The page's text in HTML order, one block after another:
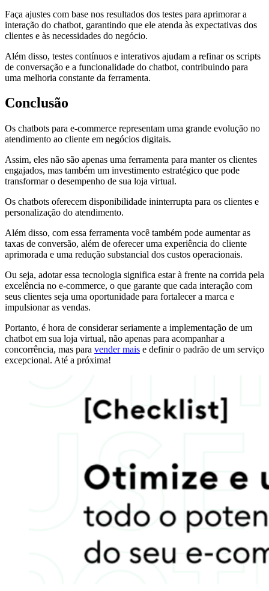
Faça ajustes com base nos resultados dos testes para aprimorar a
interação do chatbot, garantindo que ele atenda às expectativas dos
clientes e às necessidades do negócio.
Além disso, testes contínuos e interativos ajudam a refinar os scripts
de conversação e a funcionalidade do chatbot, contribuindo para
uma melhoria constante da ferramenta.
Conclusão
Os chatbots para e-commerce representam uma grande evolução no
atendimento ao cliente em negócios digitais.
Assim, eles não são apenas uma ferramenta para manter os clientes
engajados, mas também um investimento estratégico que pode
transformar o desempenho de sua loja virtual.
Os chatbots oferecem disponibilidade ininterrupta para os clientes e
personalização do atendimento.
Além disso, com essa ferramenta você também pode aumentar as
taxas de conversão, além de oferecer uma experiência do cliente
aprimorada e uma redução substancial dos custos operacionais.
Ou seja, adotar essa tecnologia significa estar à frente na corrida pela
excelência no e-commerce, o que garante que cada interação com
seus clientes seja uma oportunidade para fortalecer a marca e
impulsionar as vendas.
Portanto, é hora de considerar seriamente a implementação de um
chatbot em sua loja virtual, não apenas para acompanhar a
concorrência, mas para vender mais e definir o padrão de um serviço
excepcional. Até a próxima!